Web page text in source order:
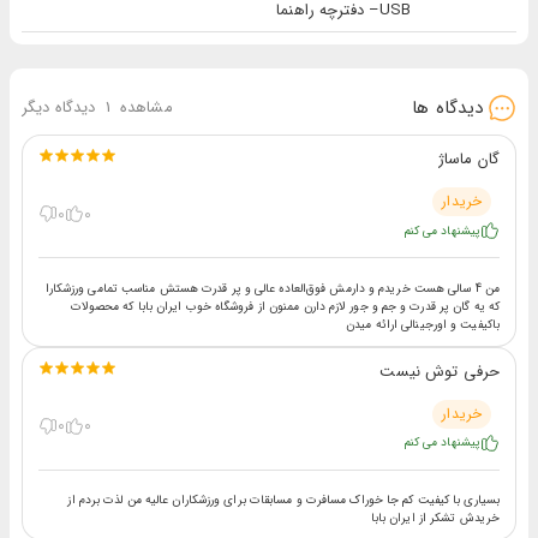
سری تخت: کاربردی برای عموم قسمت‌های بدن از قبیل عظلات پشت و کمر
سری های این محصول توسط این 4 سری ماساژ می‌توانید استرس و گرفتگی را از عضلات و بافت‌های
عمیق و سطحی بدن خود آزاد کنید و آسودگی و آرامش را به عضلات هدیه دهید. در ادامه فیلم بررسی
اختصاصی ماساژور تفنگی Kica K2 در استودیوی اختصاصی ایران بابا را مشاهده کنید.
USB– دفترچه راهنما
دیدگاه ها مشاهده 1 دیدگاه دیگر
گان ماساژ
خریدار
پیشنهاد می کنم
0
0
من 4 سالی هست خریدم و دارمش فوق‌العاده عالی و پر قدرت هستش مناسب تمامی ورزشکارا
که یه گان پر قدرت و جم و جور لازم دارن ممنون از فروشگاه خوب ایران بابا که محصولات
باکیفیت و اورجینالی ارائه میدن
حرفی توش نیست
خریدار
پیشنهاد می کنم
0
0
بسیاری با کیفیت کم جا خوراک مسافرت و مسابقات برای ورزشکاران عالیه من لذت بردم از
خریدش تشکر از ایران بابا